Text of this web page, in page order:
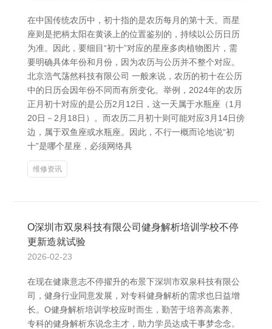
在中国传统农历中，初十指的是农历每月的第十天。而星
座则是把柄太阳在黄谈上的位置鉴别的，持续以公历日历
为准。因此，要细目“初十”对应的星座多肉植物图片，需
要明确具体年份和月份，因为农历与公历并不整个对应。
北京浩气荡然科技有限公司 一般来说，农历的初十在公历
中的日历会因年份不同而有所变化。举例，2024年的农历
正月初十对应的是公历2月12日，这一天属于水瓶座（1月
20日－2月18日）。而农历二月初十则可能对应3月14日傍
边，属于双鱼座或水瓶座。因此，不行一概而论地说“初
十”是哪个星座，必须网络具
维修资讯
O深圳市双泉科技有限公司健身解析培训学校不停
更新造就试验
2026-02-23
在现在健康意志不停擢升的布景下深圳市双泉科技有限公
司，健身行业同意发展，对专科健身解析的需求也日益增
长。O健身解析培训学校应时而生，勤苦于培养高素养、
专科的健身解析东说念主才，助力学员达成干事梦念念。